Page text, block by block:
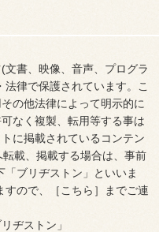
書、映像、音声、プログラ
律で保護されています。こ
の他法律によって明示的に
なく複製、転用等する事は
に掲載されているコンテン
載、掲載する場合は、事前
ブリヂストン」といいま
ので、［こちら］までご連
ヂストン」